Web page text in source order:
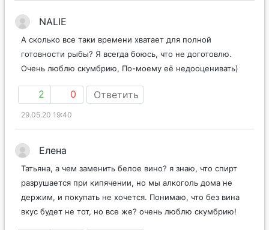
NALIE
А сколько все таки времени хватает для полной
готовности рыбы? Я всегда боюсь, что не доготовлю.
Очень люблю скумбрию, По-моему её недооценивать)
2 0 Ответить
29.05.20 19:40
Елена
Татьяна, а чем заменить белое вино? я знаю, что спирт
разрушается при кипячении, но мы алкоголь дома не
держим, и покупать не хочется. Понимаю, что без вина
вкус будет не тот, но все же? очень люблю скумбрию!